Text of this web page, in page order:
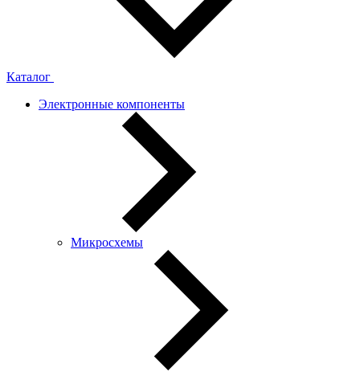
Каталог
Электронные компоненты
Микросхемы